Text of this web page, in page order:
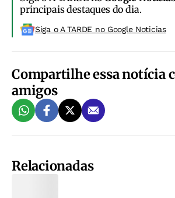
principais destaques do dia.
Siga o A TARDE no Google Noticias
Compartilhe essa notícia
amigos
Relacionadas